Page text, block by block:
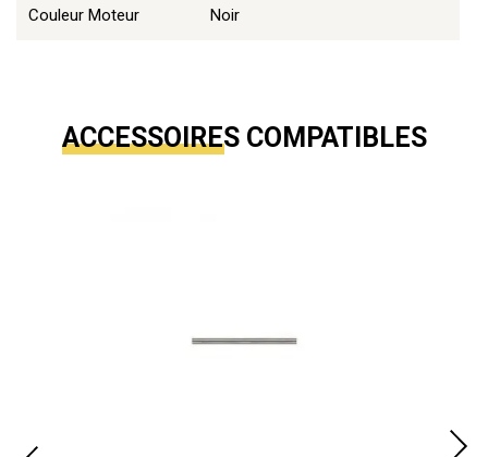
Couleur Moteur Noir
ACCESSOIRES COMPATIBLES